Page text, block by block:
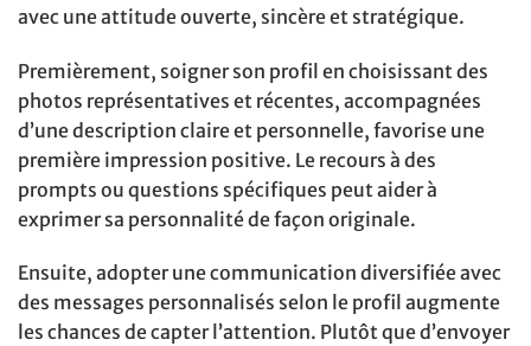
avec une attitude ouverte, sincère et stratégique.
Premièrement, soigner son profil en choisissant des
photos représentatives et récentes, accompagnées
d’une description claire et personnelle, favorise une
première impression positive. Le recours à des
prompts ou questions spécifiques peut aider à
exprimer sa personnalité de façon originale.
Ensuite, adopter une communication diversifiée avec
des messages personnalisés selon le profil augmente
les chances de capter l’attention. Plutôt que d’envoyer